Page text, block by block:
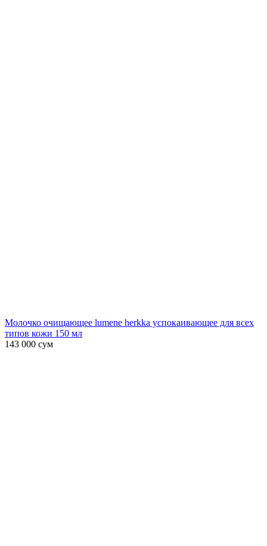
Молочко очищающее lumene herkka успокаивающее для всех
типов кожи 150 мл
143 000 сум